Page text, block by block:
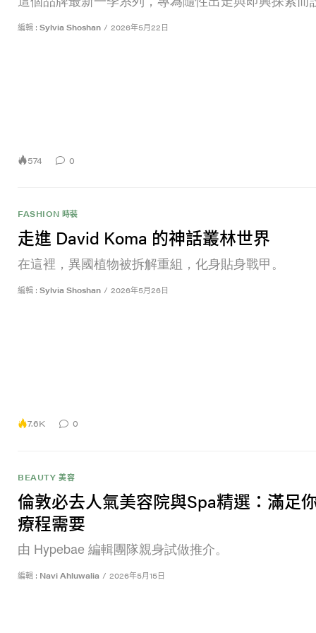
編輯 : Sylvia Shoshan / 2026年5月22日
574 0
FASHION 時裝
走進 David Koma 的神話叢林世界
在這裡，異國植物被拆解重組，化身貼身戰甲。
編輯 : Sylvia Shoshan / 2026年5月26日
7.6K 0
BEAUTY 美容
倫敦必去人氣美容院與Spa精選：滿足
療程需要
由 Hypebae 編輯團隊親身試做推介。
編輯 : Navi Ahluwalia / 2026年5月15日